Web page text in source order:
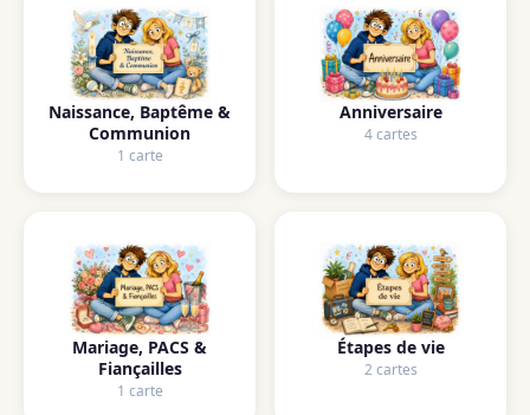
Naissance, Baptême &
Communion
1 carte
Anniversaire
4 cartes
Mariage, PACS &
Fiançailles
1 carte
Étapes de vie
2 cartes